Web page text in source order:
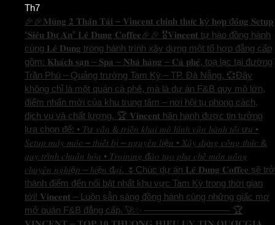
Th7
🎉🎉𝐌𝐮̀𝐧𝐠 𝟐 𝐓𝐡𝐚̂̀𝐧 𝐓𝐚̀𝐢 – 𝐕𝐢𝐧𝐜𝐞𝐧𝐭 𝐜𝐡𝐢́𝐧𝐡 𝐭𝐡𝐮̛́𝐜 𝐤ý 𝐡𝐨̛̣𝐩 đ𝐨̂̀𝐧𝐠 𝐒𝐞𝐭𝐮𝐩
“𝐒𝐢𝐞̂𝐮 𝐃𝐮̛̣ 𝐀́𝐧” 𝐋𝐞̂ 𝐃𝐮𝐧𝐠 𝐂𝐨𝐟𝐟𝐞𝐞🎉🎉 🎖️𝐕𝐢𝐧𝐜𝐞𝐧𝐭 tự hào đồng hành
cùng 𝐋𝐞̂ 𝐃𝐮𝐧𝐠 trong hành trình xây dựng một tổ hợp đẳng cấp
gồm: 𝐊𝐡𝐚́𝐜𝐡 𝐬𝐚̣𝐧 – 𝐒𝐩𝐚 – 𝐍𝐡𝐚̀ 𝐡𝐚̀𝐧𝐠 – 𝐂𝐚̀ 𝐩𝐡𝐞̂, toạ lạc tại đường
Trần Phú – Quảng trường Tam Kỳ – TP. Đà Nẵng. 💞Đây
không chỉ là một quán cà phê, mà là dự án F&B quy mô lớn,
điểm nhấn mới của khu trung tâm – nơi hội tụ phong cách,
dịch vụ và chất lượng. 🏆 𝐕𝐢𝐧𝐜𝐞𝐧𝐭 hân hạnh được tin tưởng
lựa chọn để: • 𝑇ư 𝑣𝑎̂́𝑛 & 𝑡𝑟𝑖𝑒̂̉𝑛 𝑘ℎ𝑎𝑖 𝑚𝑜̂ ℎ𝑖̀𝑛ℎ 𝑣𝑎̣̂𝑛 ℎ𝑎̀𝑛ℎ 𝑡𝑜̂́𝑖 ư𝑢 •
𝑆𝑒𝑡𝑢𝑝 𝑚𝑎́𝑦 𝑚𝑜́𝑐 – 𝑡ℎ𝑖𝑒̂́𝑡 𝑏𝑖̣ – 𝑛𝑔𝑢𝑦𝑒̂𝑛 𝑙𝑖ệ𝑢 • 𝑋𝑎̂𝑦 𝑑𝑢̛̣𝑛𝑔 𝑐𝑜̂𝑛𝑔 𝑡ℎ𝑢̛́𝑐 &
𝑞𝑢𝑦 𝑡𝑟𝑖̀𝑛ℎ 𝑐ℎ𝑢𝑎̂̉𝑛 ℎ𝑜́𝑎 • 𝑇𝑟𝑎𝑖𝑛𝑖𝑛𝑔 đ𝑎̀𝑜 𝑡𝑎̣𝑜 𝑝ℎ𝑎 𝑐ℎ𝑒̂́ 𝑚𝑜́𝑛 𝑢𝑜̂́𝑛𝑔
𝑐ℎ𝑢𝑦𝑒̂𝑛 𝑛𝑔ℎ𝑖ệ𝑝 – ℎ𝑖ệ𝑛 đ𝑎̣𝑖. 🌷Chúc dự án 𝐋𝐞̂ 𝐃𝐮𝐧𝐠 𝐂𝐨𝐟𝐟𝐞𝐞 sẽ trở
thành điểm đến nổi bật nhất khu vực Tam Kỳ trong thời gian
tới! 𝐕𝐢𝐧𝐜𝐞𝐧𝐭 – Luôn sẵn sàng đồng hành cùng những giấc mơ
mở quán F&B đẳng cấp. 🚀✨ —————————- 🏆